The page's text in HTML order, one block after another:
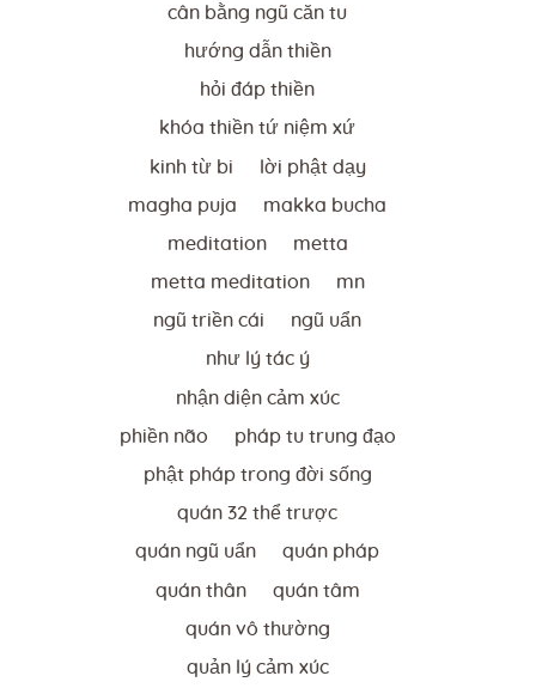
cân bằng ngũ căn tu
hướng dẫn thiền
hỏi đáp thiền
khóa thiền tứ niệm xứ
kinh từ bi lời phật dạy
magha puja makka bucha
meditation metta
metta meditation mn
ngũ triền cái ngũ uẩn
như lý tác ý
nhận diện cảm xúc
phiền não pháp tu trung đạo
phật pháp trong đời sống
quán 32 thể trược
quán ngũ uẩn quán pháp
quán thân quán tâm
quán vô thường
quản lý cảm xúc